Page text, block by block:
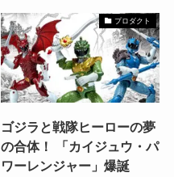
プロダクト
ゴジラと戦隊ヒーローの夢
の合体！ 「カイジュウ・パ
ワーレンジャー」爆誕